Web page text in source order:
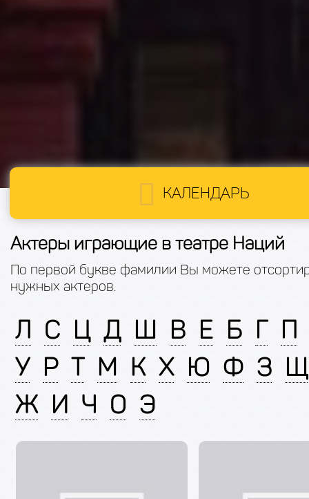
КАЛЕНДАРЬ
Актеры играющие в театре Наций
По первой букве фамилии Вы можете
нужных актеров.
Л С Ц Д Ш В Е Б Г П
У Р Т М К Х Ю Ф З Щ
Ж И Ч О Э